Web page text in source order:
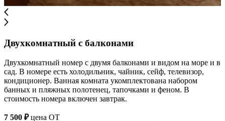
Двухкомнатный с балконами
Двухкомнатный номер с двумя балконами и видом на море и в
сад. В номере есть холодильник, чайник, сейф, телевизор,
кондиционер. Ванная комната укомплектована набором
банных и пляжных полотенец, тапочками и феном. В
стоимость номера включен завтрак.
7 500 ₽цена ОТ